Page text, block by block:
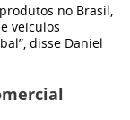
no Brasil,
veículos
, disse Daniel